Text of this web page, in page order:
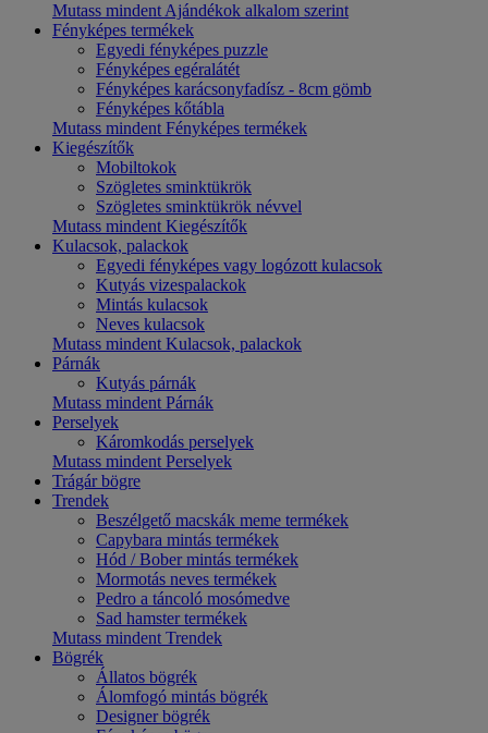
Mutass mindent Ajándékok alkalom szerint
Fényképes termékek
Egyedi fényképes puzzle
Fényképes egéralátét
Fényképes karácsonyfadísz - 8cm gömb
Fényképes kőtábla
Mutass mindent Fényképes termékek
Kiegészítők
Mobiltokok
Szögletes sminktükrök
Szögletes sminktükrök névvel
Mutass mindent Kiegészítők
Kulacsok, palackok
Egyedi fényképes vagy logózott kulacsok
Kutyás vizespalackok
Mintás kulacsok
Neves kulacsok
Mutass mindent Kulacsok, palackok
Párnák
Kutyás párnák
Mutass mindent Párnák
Perselyek
Káromkodás perselyek
Mutass mindent Perselyek
Trágár bögre
Trendek
Beszélgető macskák meme termékek
Capybara mintás termékek
Hód / Bober mintás termékek
Mormotás neves termékek
Pedro a táncoló mosómedve
Sad hamster termékek
Mutass mindent Trendek
Bögrék
Állatos bögrék
Álomfogó mintás bögrék
Designer bögrék